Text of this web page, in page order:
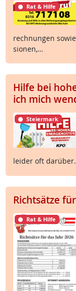
Rat & Hilfe
rech­nun­gen
sio­nen,…
Hilfe bei
ich mich
Steiermark
lei­der oft
Richtsätze
Rat & Hilfe